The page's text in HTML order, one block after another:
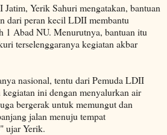
Yerik Sahuri mengatakan, bantuan
dari peran kecil LDII membantu
1 Abad NU. Menurutnya, bantuan itu
terselenggaranya kegiatan akbar
nasional, tentu dari Pemuda LDII
ini dengan menyalurkan air
bergerak untuk memungut dan
jalan menuju tempat
ujar Yerik.